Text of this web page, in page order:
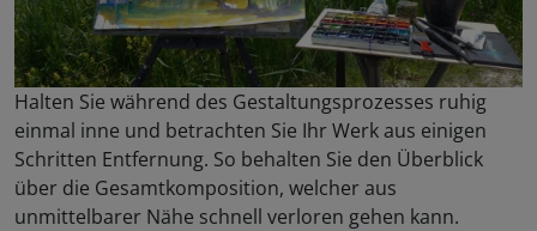
Halten Sie während des Gestaltungsprozesses ruhig
einmal inne und betrachten Sie Ihr Werk aus einigen
Schritten Entfernung. So behalten Sie den Überblick
über die Gesamtkomposition, welcher aus
unmittelbarer Nähe schnell verloren gehen kann.